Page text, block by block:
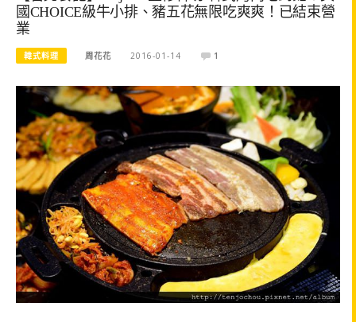
國CHOICE級牛小排、豬五花無限吃爽爽！已結束營
業
韓式料理 周花花 2016-01-14 1